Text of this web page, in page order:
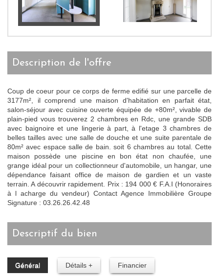
description de l'offre
Coup de coeur pour ce corps de ferme edifié sur une parcelle de
3177m², il comprend une maison d'habitation en parfait état,
salon-séjour avec cuisine ouverte équipée de +80m², vivable de
plain-pied vous trouverez 2 chambres en Rdc, une grande SDB
avec baignoire et une lingerie à part, à l'etage 3 chambres de
belles tailles avec une salle de douche et une suite parentale de
80m² avec espace salle de bain. soit 6 chambres au total. Cette
maison possède une piscine en bon état non chaufée, une
grange idéal pour un collectionneur d'automobile, un hangar, une
dépendance faisant office de maison de gardien et un vaste
terrain. A découvrir rapidement. Prix : 194 000 € F.A.I (Honoraires
à l acharge du vendeur) Contact Agence Immobilière Groupe
Signature : 03.26.26.42.48
descriptif du bien
Général Détails + Financier